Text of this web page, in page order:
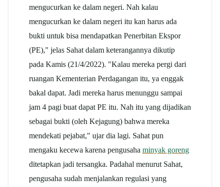
mengucurkan ke dalam negeri. Nah kalau
mengucurkan ke dalam negeri itu kan harus ada
bukti untuk bisa mendapatkan Penerbitan Ekspor
(PE)," jelas Sahat dalam keterangannya dikutip
pada Kamis (21/4/2022). "Kalau mereka pergi dari
ruangan Kementerian Perdagangan itu, ya enggak
bakal dapat. Jadi mereka harus menunggu sampai
jam 4 pagi buat dapat PE itu. Nah itu yang dijadikan
sebagai bukti (oleh Kejagung) bahwa mereka
mendekati pejabat," ujar dia lagi. Sahat pun
mengaku kecewa karena pengusaha minyak goreng
ditetapkan jadi tersangka. Padahal menurut Sahat,
pengusaha sudah menjalankan regulasi yang